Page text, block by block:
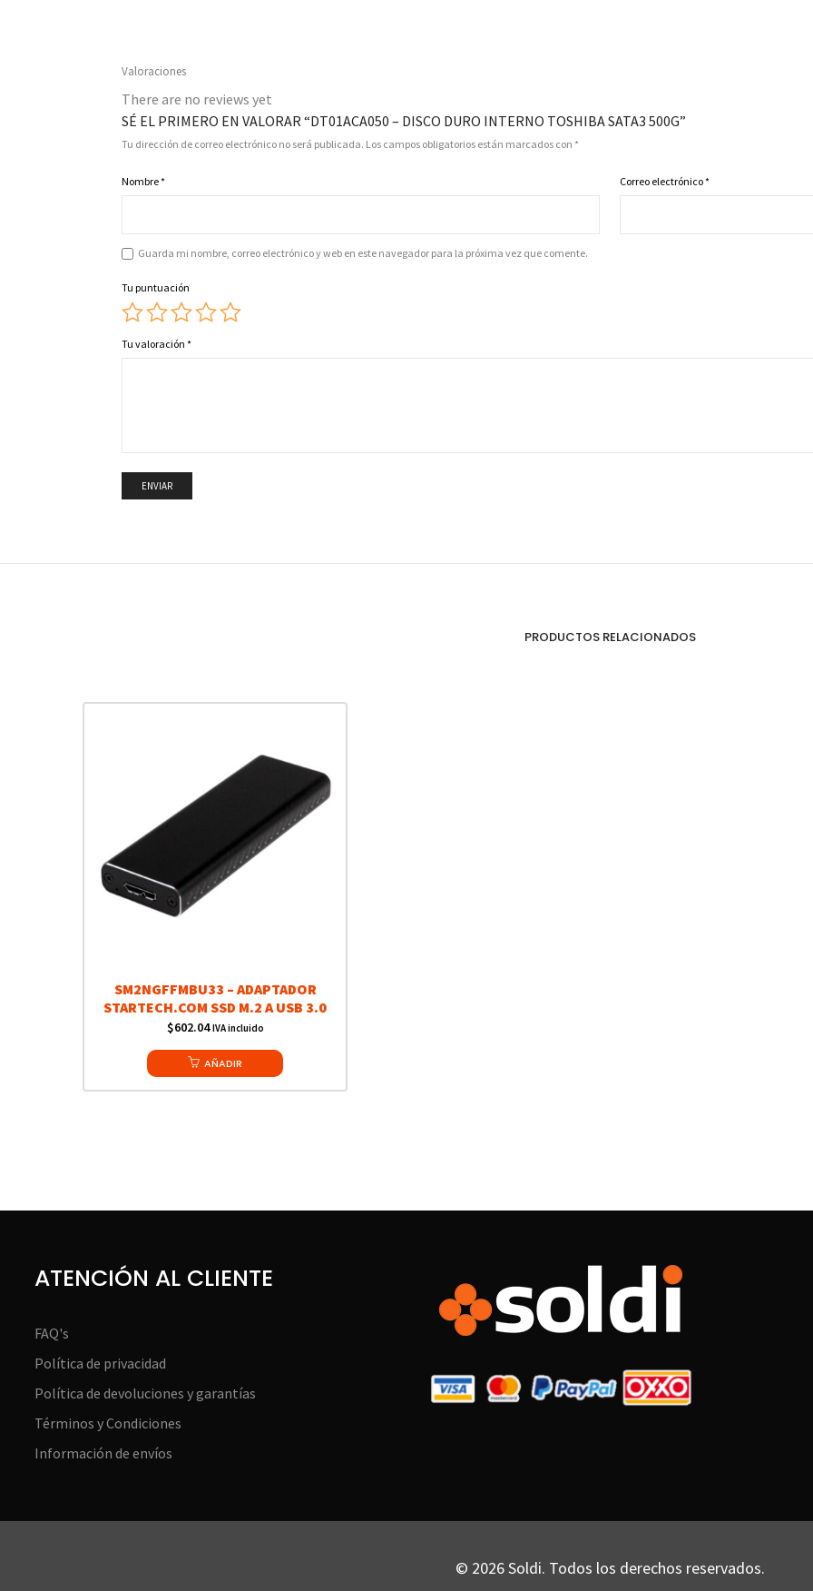
Valoraciones
There are no reviews yet
SÉ EL PRIMERO EN VALORAR “DT01ACA050 – DISCO DURO INTERNO TOSHIBA SATA3 500G”
Tu dirección de correo electrónico no será publicada. Los campos obligatorios están marcados con *
Nombre* Correo electrónico*
Guarda mi nombre, correo electrónico y web en este navegador para la próxima vez que comente.
Tu puntuación
Tu valoración*
PRODUCTOS RELACIONADOS
SM2NGFFMBU33 – ADAPTADOR
STARTECH.COM SSD M.2 A USB 3.0
$602.04 IVA incluido
AÑADIR
ATENCIÓN AL CLIENTE
FAQ's
Política de privacidad
Política de devoluciones y garantías
Términos y Condiciones
Información de envíos
© 2026 Soldi. Todos los derechos reservados.